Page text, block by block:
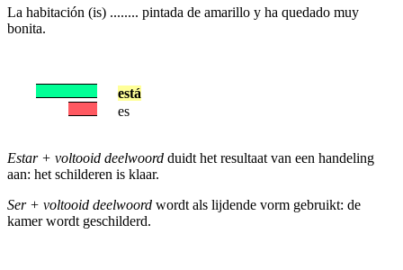
La habitación (is) ........ pintada de amarillo y ha quedado muy
bonita.
está
es
Estar + voltooid deelwoord duidt het resultaat van een handeling
aan: het schilderen is klaar.
Ser + voltooid deelwoord wordt als lijdende vorm gebruikt: de
kamer wordt geschilderd.